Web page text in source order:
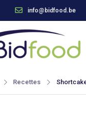
info@bidfood.be
Recettes